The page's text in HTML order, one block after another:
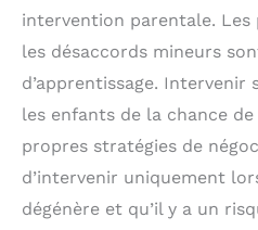
intervention parentale.
les désaccords mineurs
d’apprentissage.
les enfants de la chance
propres stratégies de
d’intervenir uniquement
dégénère et qu’il y a un